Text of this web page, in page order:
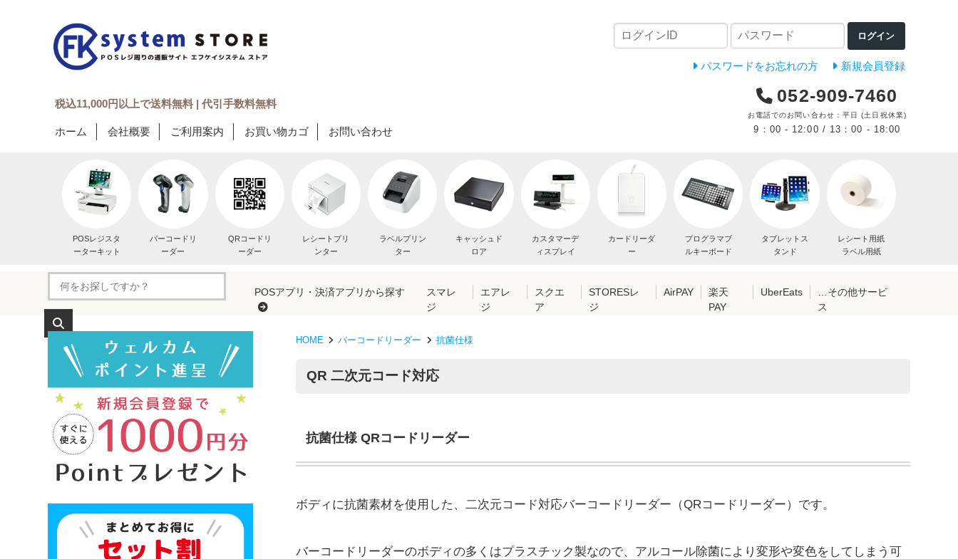
ログイン
パスワードをお忘れの方 新規会員登録
税込11,000円以上で送料無料 | 代引手数料無料
ホーム 会社概要 ご利用案内 お買い物カゴ お問い合わせ
052-909-7460
お電話でのお問い合わせ：平日 (土日祝休業)
9：00 - 12:00 / 13：00 - 18:00
POSレジスタ
ーターキット
バーコードリ
ーダー
QRコードリ
ーダー
レシートプリ
ンター
ラベルプリン
ター
キャッシュド
ロア
カスタマーデ
ィスプレイ
カードリーダ
ー
プログラマブ
ルキーボード
タブレットス
タンド
レシート用紙
ラベル用紙
POSアプリ・決済アプリから探す
スマレ
ジ
エアレ
ジ
スクエ
ア
STORESレ
ジ
AirPAY
楽天
PAY
UberEats
…その他サービ
ス
HOME バーコードリーダー 抗菌仕様
QR 二次元コード対応
抗菌仕様 QRコードリーダー
ボディに抗菌素材を使用した、二次元コード対応バーコードリーダー（QRコードリーダー）です。
バーコードリーダーのボディの多くはプラスチック製なので、アルコール除菌により変形や変色をしてしまう可